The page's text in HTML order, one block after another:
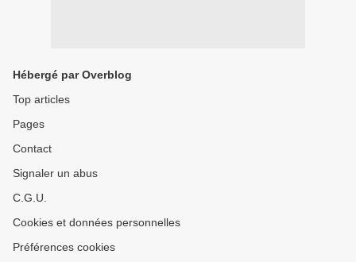
Hébergé par Overblog
Top articles
Pages
Contact
Signaler un abus
C.G.U.
Cookies et données personnelles
Préférences cookies